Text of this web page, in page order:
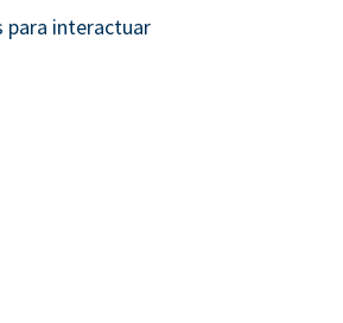
para interactuar